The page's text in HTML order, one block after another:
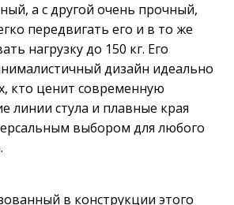
а с другой очень прочный,
передвигать его и в то же
нагрузку до 150 кг. Его
дизайн идеально
кто ценит современную
линии стула и плавные края
выбором для любого
в конструкции этого